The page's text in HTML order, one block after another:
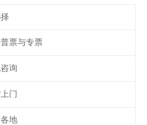
票与专票
询
门
地